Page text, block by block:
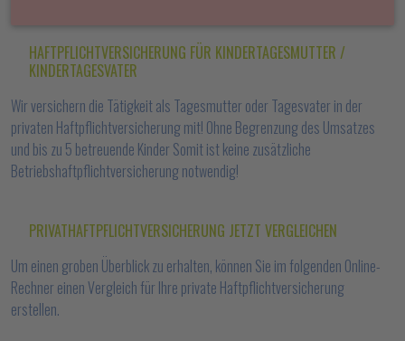
HAFTPFLICHTVERSICHERUNG FÜR KINDERTAGESMUTTER /
KINDERTAGESVATER
Wir versichern die Tätigkeit als Tagesmutter oder Tagesvater in der
privaten Haftpflichtversicherung mit! Ohne Begrenzung des Umsatzes
und bis zu 5 betreuende Kinder Somit ist keine zusätzliche
Betriebshaftpflichtversicherung notwendig!
PRIVATHAFTPFLICHTVERSICHERUNG JETZT VERGLEICHEN
Um einen groben Überblick zu erhalten, können Sie im folgenden Online-
Rechner einen Vergleich für Ihre private Haftpflichtversicherung
erstellen.